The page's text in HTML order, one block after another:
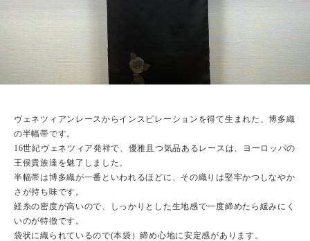
ヴェネツィアンレースからインスピレーションを得て生まれた、博多織
の半幅帯です。
16世紀ヴェネツィア発祥で、優雅且つ気品あるレースは、ヨーロッパの
王侯貴族達を魅了しました。
半幅帯は博多織が一番といわれるほどに、その織りは堅牢かつしなやか
さが持ち味です。
経糸の密度が高いので、しっかりとした生地感で一度締めたら緩みにく
いのが特徴です。
袋状に織られているので(本袋）締め心地に安定感があります。